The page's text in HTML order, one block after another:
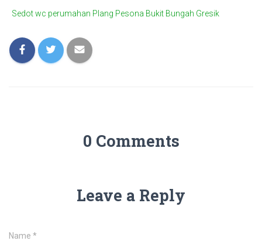
Sedot wc perumahan Plang Pesona Bukit Bungah Gresik
0 Comments
Leave a Reply
Name *